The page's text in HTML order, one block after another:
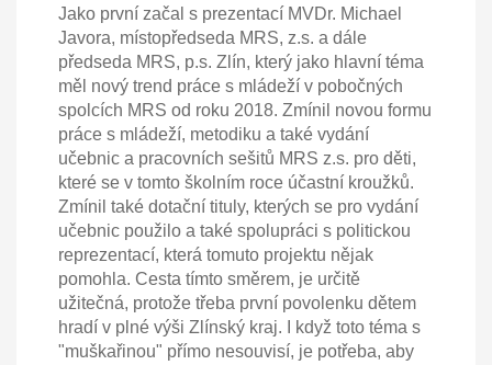
Jako první začal s prezentací MVDr. Michael
Javora, místopředseda MRS, z.s. a dále
předseda MRS, p.s. Zlín, který jako hlavní téma
měl nový trend práce s mládeží v pobočných
spolcích MRS od roku 2018. Zmínil novou formu
práce s mládeží, metodiku a také vydání
učebnic a pracovních sešitů MRS z.s. pro děti,
které se v tomto školním roce účastní kroužků.
Zmínil také dotační tituly, kterých se pro vydání
učebnic použilo a také spolupráci s politickou
reprezentací, která tomuto projektu nějak
pomohla. Cesta tímto směrem, je určitě
užitečná, protože třeba první povolenku dětem
hradí v plné výši Zlínský kraj. I když toto téma s
"muškařinou" přímo nesouvisí, je potřeba, aby